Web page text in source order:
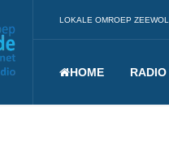
LOKALE OMROEP
HOME RADIO